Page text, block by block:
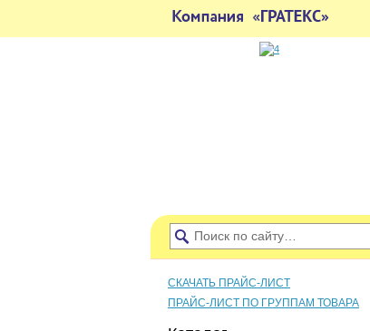
СКАЧАТЬ ПРАЙС-ЛИСТ
ПРАЙС-ЛИСТ ПО ГРУППАМ ТОВАРА